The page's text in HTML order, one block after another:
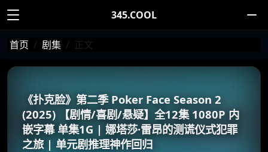
345.COOL
首页 剧集 正文
《扑克脸》第二季 Poker Face Season 2
(2025) 【剧情/喜剧/悬疑】全12集 1080P 内
嵌字幕 单集1G | 娜塔莎·雷昂的测谎仪式犯罪
之旅 | 单元剧推理神作回归